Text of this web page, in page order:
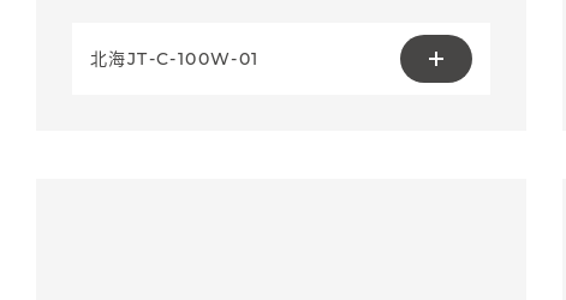
北海JT-C-100W-01